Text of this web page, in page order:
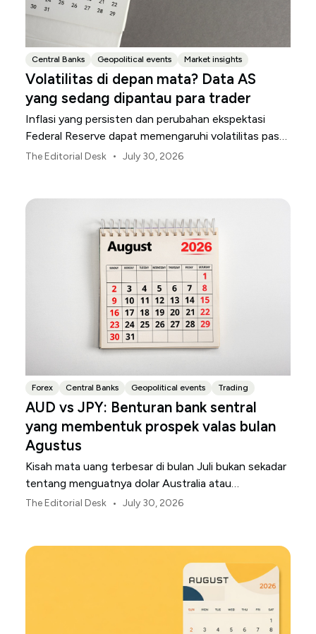
Central Banks Geopolitical events Market insights
Volatilitas di depan mata? Data AS
yang sedang dipantau para trader
Inflasi yang persisten dan perubahan ekspektasi
Federal Reserve dapat memengaruhi volatilitas pasar
AS sepanjang bulan Agustus.
The Editorial Desk • July 30, 2026
Forex Central Banks Geopolitical events Trading
AUD vs JPY: Benturan bank sentral
yang membentuk prospek valas bulan
Agustus
Kisah mata uang terbesar di bulan Juli bukan sekadar
tentang menguatnya dolar Australia atau
melemahnya yen Jepang.
The Editorial Desk • July 30, 2026